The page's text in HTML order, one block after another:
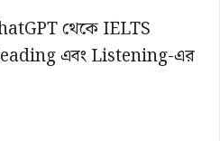
থেকে IELTS
এবং Listening-এর